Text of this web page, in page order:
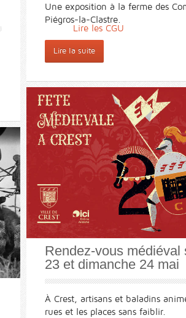
Une exposition à la ferme des
Piégros-la-Clastre.
Lire la suite
Rendez-vous médiéval
23 et dimanche 24 mai
À Crest, artisans et baladins
rues et les places sans faiblir.
Lire les CGU